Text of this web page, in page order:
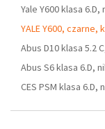
Yale Y600 klasa 6.D,
YALE Y600, czarne,
Abus D10 klasa 5.2
Abus S6 klasa 6.D,
CES PSM klasa